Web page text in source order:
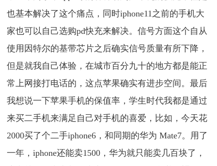
也基本解决了这个痛点，同时iphone11之前的手机大
家也可以自己选购pd快充来解决。信号方面这个自从
使用因特尔的基带芯片之后确实信号质量有所下降，
但是就我自己体验，在城市百分九十的地方都是能正
常上网接打电话的，这点苹果确实有进步空间。最后
我想说一下苹果手机的保值率，学生时代我都是通过
来买二手机来满足自己对手机的喜爱，比如，今天花
2000买了个二手iphone6，和同期的华为 Mate7。用了
一年，iphone还能卖1500，华为就只能卖几百块了，